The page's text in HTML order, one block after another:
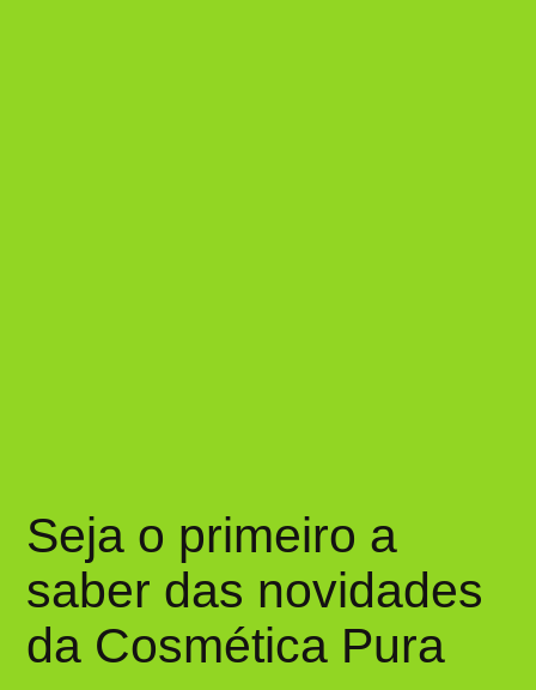
Seja o primeiro a
saber das novidades
da Cosmética Pura